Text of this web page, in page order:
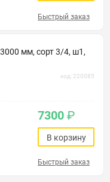
Быстрый заказ
мм, сорт 3/4, ш1,
код: 220085
7300 ₽
В корзину
Быстрый заказ